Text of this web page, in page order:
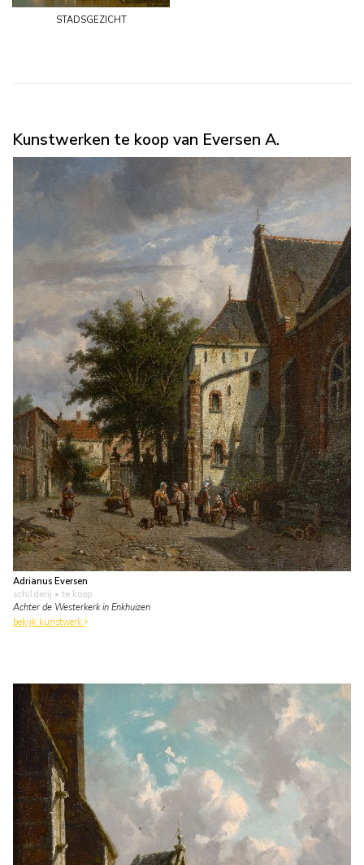
stadsgezicht
Kunstwerken te koop van Eversen A.
Adrianus Eversen
schilderij • te koop
Achter de Westerkerk in Enkhuizen
bekijk kunstwerk